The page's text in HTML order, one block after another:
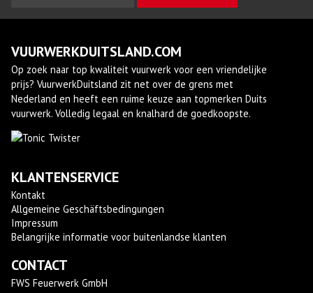
VUURWERKDUITSLAND.COM
Op zoek naar top kwaliteit vuurwerk voor een vriendelijke
prijs? VuurwerkDuitsland zit net over de grens met
Nederland en heeft een ruime keuze aan topmerken Duits
vuurwerk. Volledig legaal en knalhard de goedkoopste.
KLANTENSERVICE
Kontakt
Allgemeine Geschäftsbedingungen
Impressum
Belangrijke informatie voor buitenlandse klanten
CONTACT
FWS Feuerwerk GmbH